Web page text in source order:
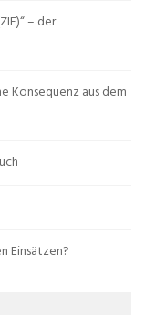
– der
Konsequenz aus dem
Einsätzen?